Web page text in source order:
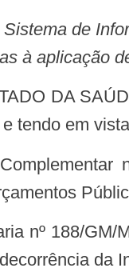
à aplicação
tendo em
da